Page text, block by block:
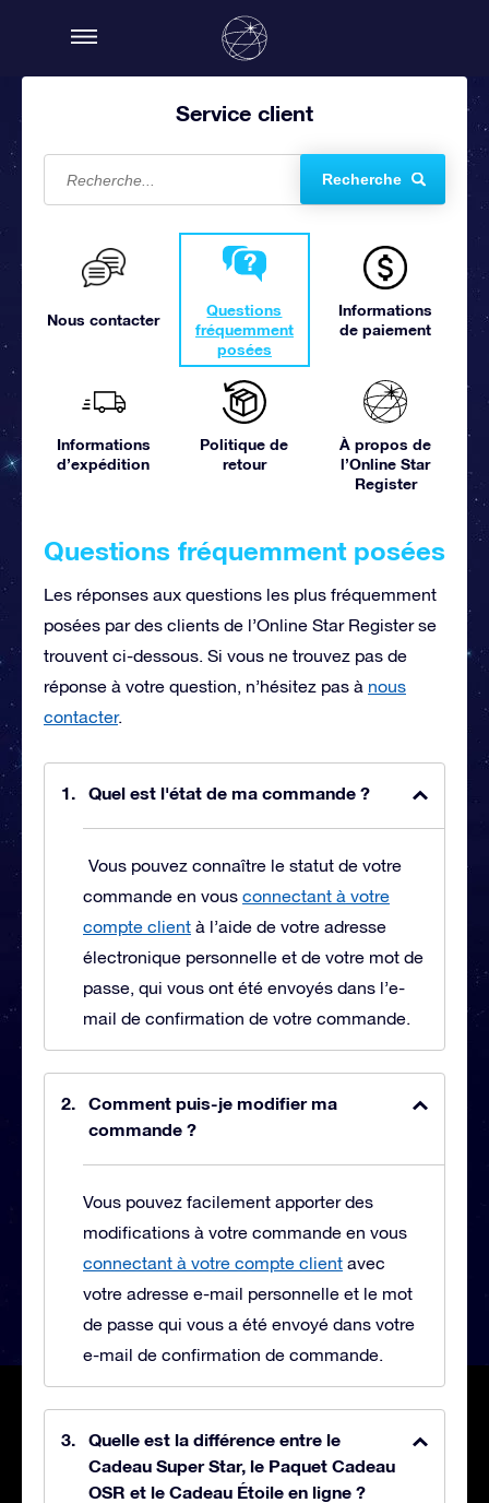
Service client
Recherche
Nous contacter
Questions
fréquemment
posées
Informations
de paiement
Informations
d’expédition
Politique de
retour
À propos de
l’Online Star
Register
Questions fréquemment posées
Les réponses aux questions les plus fréquemment
posées par des clients de l’Online Star Register se
trouvent ci-dessous. Si vous ne trouvez pas de
réponse à votre question, n’hésitez pas à nous
contacter.
Quel est l'état de ma commande ?
Vous pouvez connaître le statut de votre
commande en vous connectant à votre
compte client à l’aide de votre adresse
électronique personnelle et de votre mot de
passe, qui vous ont été envoyés dans l’e-
mail de confirmation de votre commande.
Comment puis-je modifier ma
commande ?
Vous pouvez facilement apporter des
modifications à votre commande en vous
connectant à votre compte client avec
votre adresse e-mail personnelle et le mot
de passe qui vous a été envoyé dans votre
e-mail de confirmation de commande.
Quelle est la différence entre le
Cadeau Super Star, le Paquet Cadeau
OSR et le Cadeau Étoile en ligne ?